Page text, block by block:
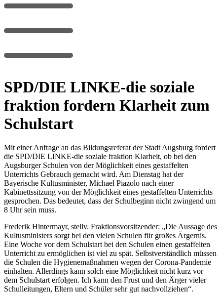
SPD/DIE LINKE-die soziale
fraktion fordern Klarheit zum
Schulstart
Mit einer Anfrage an das Bildungsreferat der Stadt Augsburg fordert
die SPD/DIE LINKE-die soziale fraktion Klarheit, ob bei den
Augsburger Schulen von der Möglichkeit eines gestaffelten
Unterrichts Gebrauch gemacht wird. Am Dienstag hat der
Bayerische Kultusminister, Michael Piazolo nach einer
Kabinettssitzung von der Möglichkeit eines gestaffelten Unterrichts
gesprochen. Das bedeutet, dass der Schulbeginn nicht zwingend um
8 Uhr sein muss.
Frederik Hintermayr, stellv. Fraktionsvorsitzender: „Die Aussage des
Kultusministers sorgt bei den vielen Schulen für großes Ärgernis.
Eine Woche vor dem Schulstart bei den Schulen einen gestaffelten
Unterricht zu ermöglichen ist viel zu spät. Selbstverständlich müssen
die Schulen die Hygienemaßnahmen wegen der Corona-Pandemie
einhalten. Allerdings kann solch eine Möglichkeit nicht kurz vor
dem Schulstart erfolgen. Ich kann den Frust und den Ärger vieler
Schulleitungen, Eltern und Schüler sehr gut nachvollziehen“.